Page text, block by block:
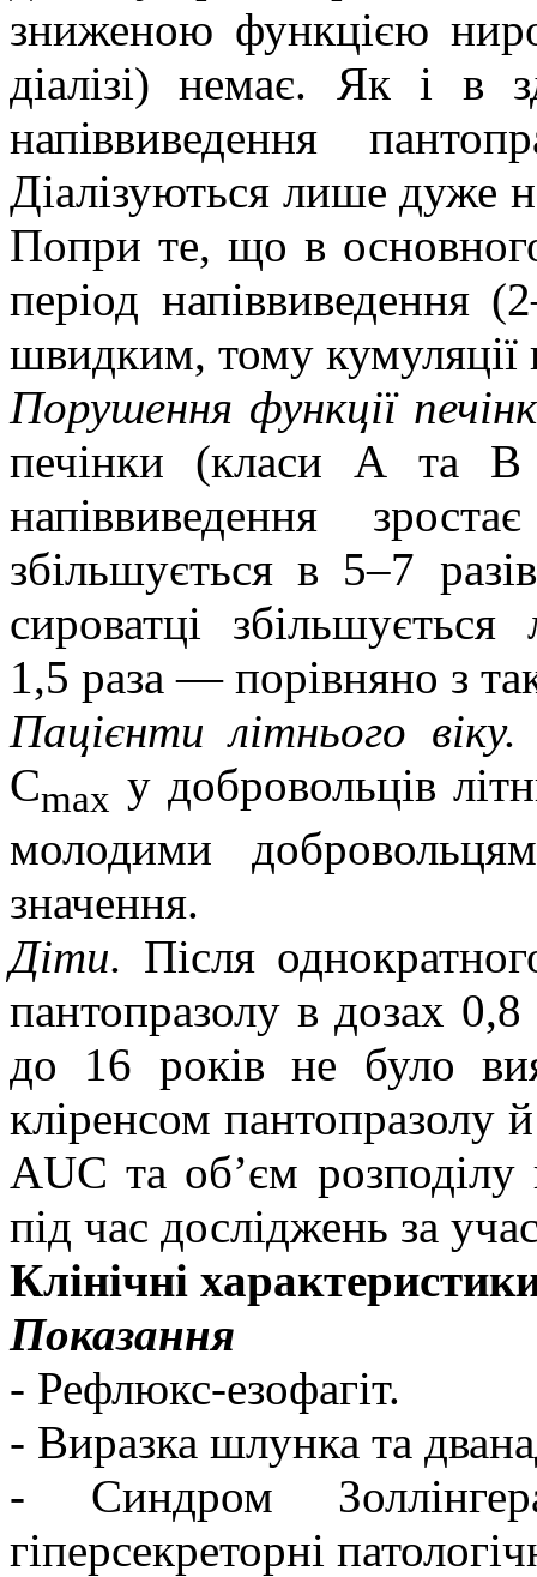
зниженою функцією
діалізі) немає. Як і в
напіввиведення
Діалізуються лише дуже
Попри те, що в
період напіввиведення
швидким, тому кумуляції
Порушення функції
печінки (класи А та
напіввиведення
збільшується в 5‒7
сироватці
1,5 раза — порівняно з
Пацієнти літнього віку.
Cmax у добровольців
молодими
значення.
Діти. Після
пантопразолу в дозах
до 16 років не було
кліренсом пантопразолу
AUC та об’єм
під час досліджень за
Клінічні
Показання
- Рефлюкс-езофагіт.
- Виразка шлунка та
- Синдром
гіперсекреторні